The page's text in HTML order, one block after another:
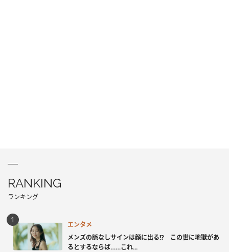
RANKING
ランキング
エンタメ
メンズの脈なしサインは顔に出る!? この世に地獄があ
るとするならば……これ...